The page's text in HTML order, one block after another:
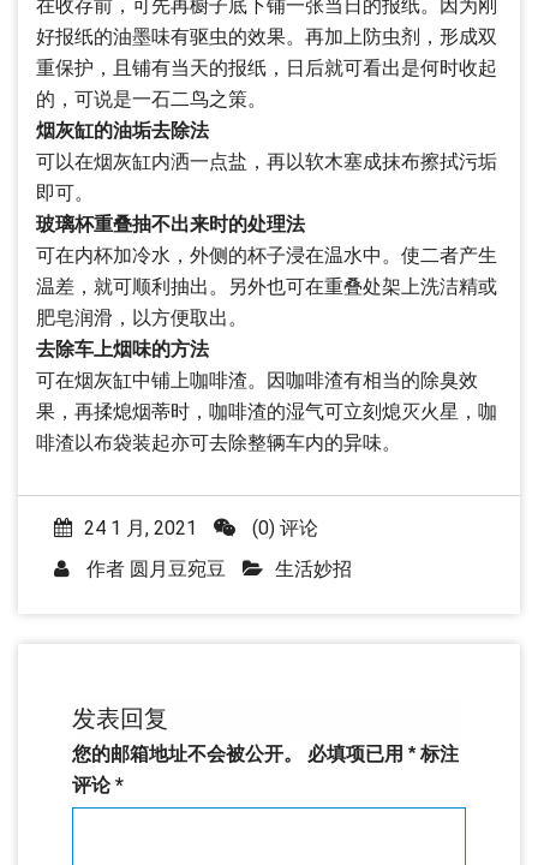
在收存前，可先再橱子底下铺一张当日的报纸。因为刚
好报纸的油墨味有驱虫的效果。再加上防虫剂，形成双
重保护，且铺有当天的报纸，日后就可看出是何时收起
的，可说是一石二鸟之策。
烟灰缸的油垢去除法
可以在烟灰缸内洒一点盐，再以软木塞成抹布擦拭污垢
即可。
玻璃杯重叠抽不出来时的处理法
可在内杯加冷水，外侧的杯子浸在温水中。使二者产生
温差，就可顺利抽出。另外也可在重叠处架上洗洁精或
肥皂润滑，以方便取出。
去除车上烟味的方法
可在烟灰缸中铺上咖啡渣。因咖啡渣有相当的除臭效
果，再揉熄烟蒂时，咖啡渣的湿气可立刻熄灭火星，咖
啡渣以布袋装起亦可去除整辆车内的异味。
24 1 月, 2021
(0) 评论
作者 圆月豆宛豆 生活妙招
发表回复
您的邮箱地址不会被公开。 必填项已用 * 标注
评论*